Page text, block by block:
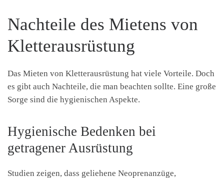
Nachteile des Mietens von
Kletterausrüstung
Das Mieten von Kletterausrüstung hat viele Vorteile. Doch
es gibt auch Nachteile, die man beachten sollte. Eine große
Sorge sind die hygienischen Aspekte.
Hygienische Bedenken bei
getragener Ausrüstung
Studien zeigen, dass geliehene Neoprenanzüge,